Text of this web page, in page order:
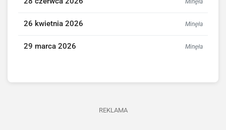
26 kwietnia 2026 Minęła
29 marca 2026 Minęła
REKLAMA